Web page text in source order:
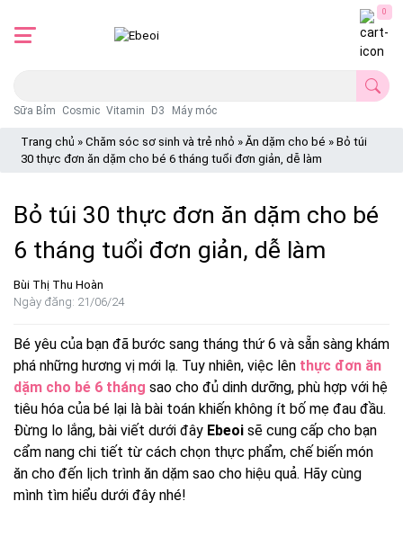
Sữa Bỉm Cosmic Vitamin D3 Máy móc
0
Trang chủ »Chăm sóc sơ sinh và trẻ nhỏ »Ăn dặm cho bé »Bỏ túi
30 thực đơn ăn dặm cho bé 6 tháng tuổi đơn giản, dễ làm
Bỏ túi 30 thực đơn ăn dặm cho bé
6 tháng tuổi đơn giản, dễ làm
Bùi Thị Thu Hoàn
Ngày đăng: 21/06/24
Bé yêu của bạn đã bước sang tháng thứ 6 và sẵn sàng khám
phá những hương vị mới lạ. Tuy nhiên, việc lên thực đơn ăn
dặm cho bé 6 tháng sao cho đủ dinh dưỡng, phù hợp với hệ
tiêu hóa của bé lại là bài toán khiến không ít bố mẹ đau đầu.
Đừng lo lắng, bài viết dưới đây Ebeoi sẽ cung cấp cho bạn
cẩm nang chi tiết từ cách chọn thực phẩm, chế biến món
ăn cho đến lịch trình ăn dặm sao cho hiệu quả. Hãy cùng
mình tìm hiểu dưới đây nhé!